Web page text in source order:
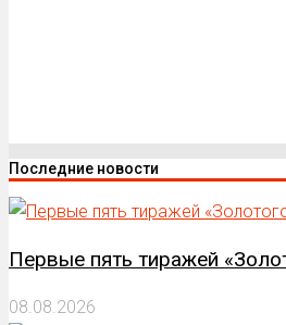
Последние новости
Первые пять тиражей
08.08.2026